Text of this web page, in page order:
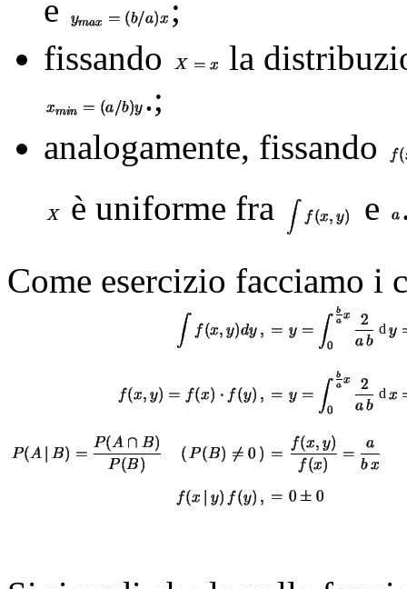
e
;
fissando
la
.;
analogamente, fissando
è uniforme fra
e
Come esercizio facciamo i
d
d